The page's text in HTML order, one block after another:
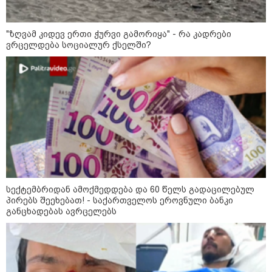
12:34 / 08-08-2026
რას აცხადებს ირაკლი კობახიძე
ელექტროენერგიის რამდენჯერმე
გათიშვასთან დაკავშირებით?
"გიორგი ბარამიძემ რაღაც
არასწორად ჩამოაყალიბა,
მაგრამ ნამდვილად არ
ეკუთვნის წიხლი ივანიშვილის
ღალატზე დაფუძნებული
"ზღვამ კიდევ ერთი ჭურვი გამორიყა" - რა კადრები
ვრცელდება სოციალურ ქსელში?
სექტემბრიდან ამოქმედდება და 60 წელს გადაცილებულ
პირებს შეეხებათ! - საქართველოს ეროვნული ბანკი
განცხადებას ავრცელებს